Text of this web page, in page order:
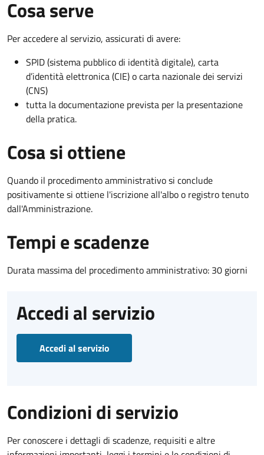
Cosa serve
Per accedere al servizio, assicurati di avere:
SPID (sistema pubblico di identità digitale), carta
d’identità elettronica (CIE) o carta nazionale dei servizi
(CNS)
tutta la documentazione prevista per la presentazione
della pratica.
Cosa si ottiene
Quando il procedimento amministrativo si conclude
positivamente si ottiene l'iscrizione all'albo o registro tenuto
dall'Amministrazione.
Tempi e scadenze
Durata massima del procedimento amministrativo: 30 giorni
Accedi al servizio
Accedi al servizio
Condizioni di servizio
Per conoscere i dettagli di scadenze, requisiti e altre